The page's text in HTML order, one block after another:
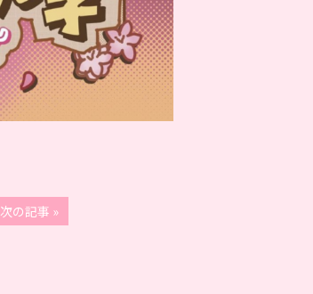
次の記事 »